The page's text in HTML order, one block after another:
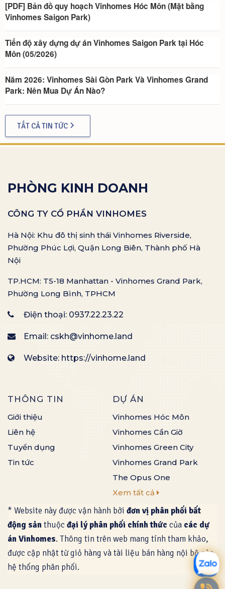
[PDF] Bản đồ quy hoạch Vinhomes Hóc Môn (Mặt bằng
Vinhomes Saigon Park)
Tiến độ xây dựng dự án Vinhomes Saigon Park tại Hóc
Môn (05/2026)
Năm 2026: Vinhomes Sài Gòn Park Và Vinhomes Grand
Park: Nên Mua Dự Án Nào?
TẤT CẢ TIN TỨC
PHÒNG KINH DOANH
CÔNG TY CỔ PHẦN VINHOMES
Hà Nội: Khu đô thị sinh thái Vinhomes Riverside,
Phường Phúc Lợi, Quận Long Biên, Thành phố Hà
Nội
TP.HCM: T5-18 Manhattan - Vinhomes Grand Park,
Phường Long Bình, TPHCM
Điện thoại: 0937.22.23.22
Email: cskh@vinhome.land
Website: https://vinhome.land
THÔNG TIN
Giới thiệu
Liên hệ
Tuyển dụng
Tin tức
DỰ ÁN
Vinhomes Hóc Môn
Vinhomes Cần Giờ
Vinhomes Green City
Vinhomes Grand Park
The Opus One
Xem tất cả
* Website này được vận hành bởi đơn vị phân phối bất
động sảnthuộc đại lý phân phối chính thức của các dự
án Vinhomes. Thông tin trên web mang tính tham khảo,
được cập nhật từ giỏ hàng và tài liệu bán hàng nội bộ của
hệ thống phân phối.